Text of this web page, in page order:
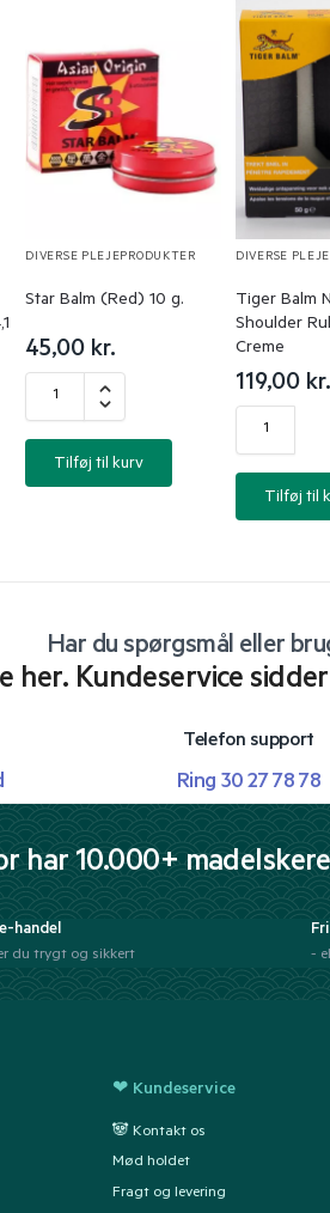
DIVERSE PLEJEPRODUKTER
Star Balm (Red) 10 g.
45,00 kr.
Tilføj til kurv
DIVERSE
Tiger Balm
Shoulder
Creme
119,00 kr.
Tilføj til
Har du spørgsmål eller
her. Kundeservice
Telefon support
Ring 30 27 78 78
har 10.000+
handel
du trygt og sikkert -
❤ Kundeservice
🐼 Kontakt os
Mød holdet
Fragt og levering